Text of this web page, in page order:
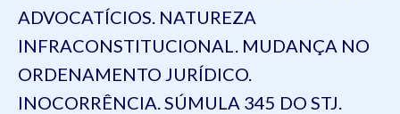
ADVOCATÍCIOS. NATUREZA
INFRACONSTITUCIONAL. MUDANÇA NO
ORDENAMENTO JURÍDICO.
INOCORRÊNCIA. SÚMULA 345 DO STJ.